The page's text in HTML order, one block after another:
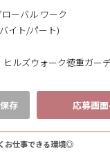
ローバル ワーク
イト/パート)
ルズウォーク徳重ガー
存 応募画
お仕事できる環境◎